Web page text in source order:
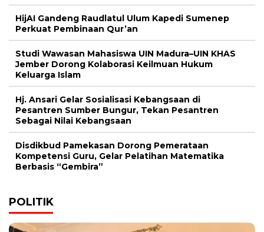
HijAI Gandeng Raudlatul Ulum Kapedi Sumenep
Perkuat Pembinaan Qur’an
Studi Wawasan Mahasiswa UIN Madura–UIN KHAS
Jember Dorong Kolaborasi Keilmuan Hukum
Keluarga Islam
Hj. Ansari Gelar Sosialisasi Kebangsaan di
Pesantren Sumber Bungur, Tekan Pesantren
Sebagai Nilai Kebangsaan
Disdikbud Pamekasan Dorong Pemerataan
Kompetensi Guru, Gelar Pelatihan Matematika
Berbasis “Gembira”
POLITIK